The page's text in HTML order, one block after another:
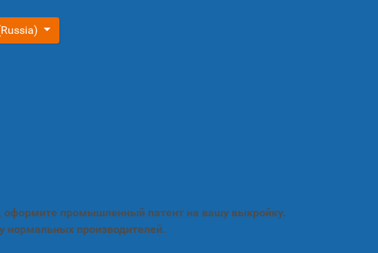
промышленный патент на вашу выкройку.
нормальных производителей.